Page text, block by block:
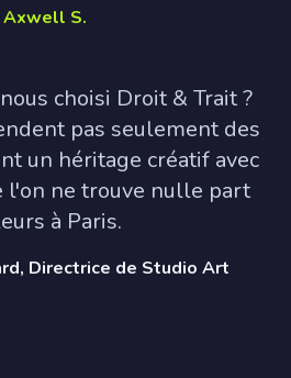
Axwell S.
choisi Droit & Trait ?
pas seulement des
un héritage créatif avec
l'on ne trouve nulle part
à Paris.
Directrice de Studio Art